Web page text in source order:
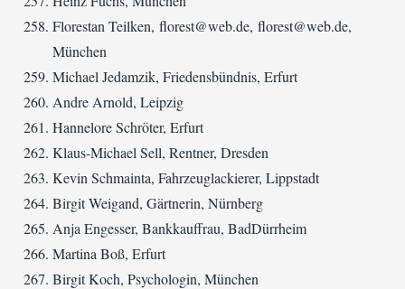
Florestan Teilken, florest@web.de, florest@web.de,
München
Michael Jedamzik, Friedensbündnis, Erfurt
Andre Arnold, Leipzig
Hannelore Schröter, Erfurt
Klaus-Michael Sell, Rentner, Dresden
Kevin Schmainta, Fahrzeuglackierer, Lippstadt
Birgit Weigand, Gärtnerin, Nürnberg
Anja Engesser, Bankkauffrau, BadDürrheim
Martina Boß, Erfurt
Birgit Koch, Psychologin, München